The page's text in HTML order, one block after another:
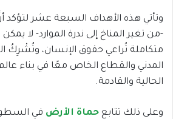
وتأتي هذه الأهداف السبعة عشر لتؤكد
-من تغير المناخ إلى ندرة الموارد- لا
متكاملة تُراعي حقوق الإنسان، وتُشْرِكُ
المدني والقطاع الخاص معًا في بناء عالم
الحالية والقادمة.
وعلى ذلك تتابع حماة الأرض في السطور